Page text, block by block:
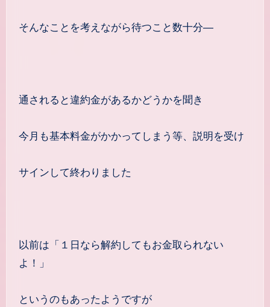
そんなことを考えながら待つこと数十分―
通されると違約金があるかどうかを聞き
今月も基本料金がかかってしまう等、説明を受け
サインして終わりました
以前は「１日なら解約してもお金取られない
よ！」
というのもあったようですが